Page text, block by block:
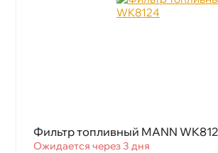
Фильтр топливный MANN
Ожидается через 3 дня